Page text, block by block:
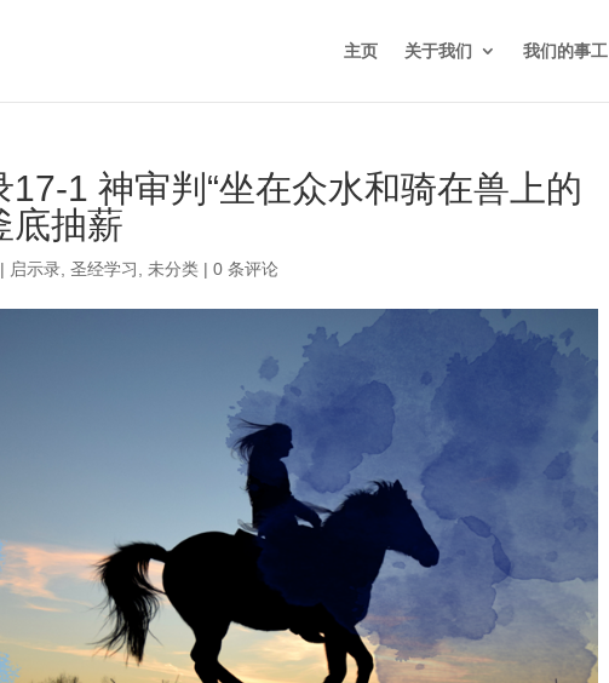
主页 关于我们 我们的事工
1 神审判“坐在众水和骑在兽上的
底抽薪
| 启示录 ,圣经学习 未分类 |0 条评论